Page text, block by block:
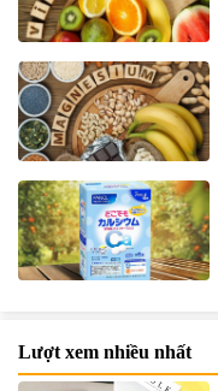
Lượt xem nhiều nhất